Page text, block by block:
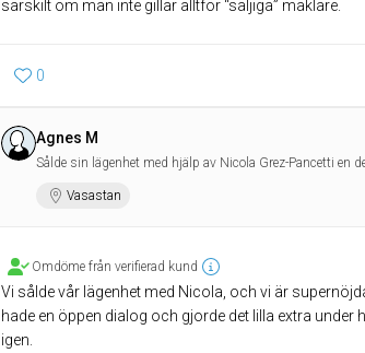
0
Agnes M
Sålde sin lägenhet med hjälp av Nicola Grez-Pancetti en
Vasastan
Omdöme från verifierad kund
Vi sålde vår lägenhet med Nicola, och vi är
hade en öppen dialog och gjorde det lilla extra
igen.